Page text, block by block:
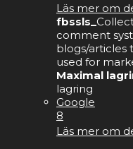
Läs mer om
fbssls_
comment
blogs/articles
used for
Maximal
lagring
Google
8
Läs mer om